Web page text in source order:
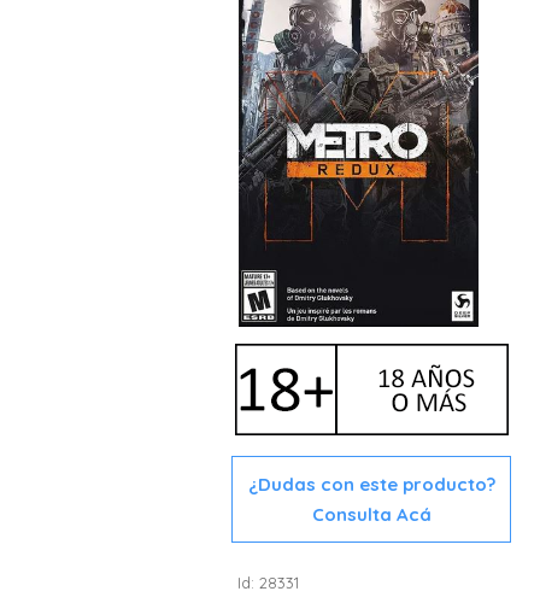
¿Dudas con este producto?
Consulta Acá
Id: 28331